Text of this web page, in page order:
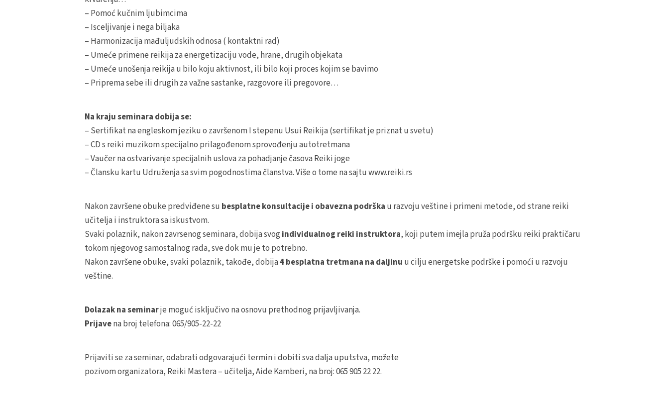
– Pomoć kučnim ljubimcima
– Isceljivanje i nega biljaka
– Harmonizacija mađuljudskih odnosa ( kontaktni rad)
– Umeće primene reikija za energetizaciju vode, hrane, drugih objekata
– Umeće unošenja reikija u bilo koju aktivnost, ili bilo koji proces kojim se bavimo
– Priprema sebe ili drugih za važne sastanke, razgovore ili pregovore…
Na kraju seminara dobija se:
– Sertifikat na engleskom jeziku o završenom I stepenu Usui Reikija (sertifikat je priznat u svetu)
– CD s reiki muzikom specijalno prilagođenom sprovođenju autotretmana
– Vaučer na ostvarivanje specijalnih uslova za pohadjanje časova Reiki joge
– Člansku kartu Udruženja sa svim pogodnostima članstva. Više o tome na sajtu www.reiki.rs
Nakon završene obuke predviđene su besplatne konsultacije i obavezna podrška u razvoju veštine i primeni metode, od strane reiki
učitelja i instruktora sa iskustvom.
Svaki polaznik, nakon zavrsenog seminara, dobija svog individualnog reiki instruktora, koji putem imejla pruža podršku reiki praktičaru
tokom njegovog samostalnog rada, sve dok mu je to potrebno.
Nakon završene obuke, svaki polaznik, takođe, dobija4 besplatna tretmana na daljinu u cilju energetske podrške i pomoći u razvoju
veštine.
Dolazak na seminarje moguć isključivo na osnovu prethodnog prijavljivanja.
Prijavena broj telefona: 065/905-22-22
Prijaviti se za seminar, odabrati odgovarajući termin i dobiti sva dalja uputstva, možete
pozivom organizatora, Reiki Mastera – učitelja, Aide Kamberi, na broj: 065 905 22 22.